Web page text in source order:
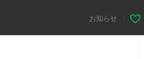
お知らせ